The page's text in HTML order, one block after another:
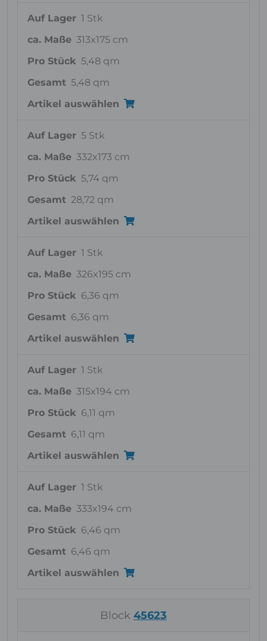
Auf Lager 1 Stk
ca. Maße 313x175 cm
Pro Stück 5,48 qm
Gesamt 5,48 qm
Artikel auswählen
Auf Lager 5 Stk
ca. Maße 332x173 cm
Pro Stück 5,74 qm
Gesamt 28,72 qm
Artikel auswählen
Auf Lager 1 Stk
ca. Maße 326x195 cm
Pro Stück 6,36 qm
Gesamt 6,36 qm
Artikel auswählen
Auf Lager 1 Stk
ca. Maße 315x194 cm
Pro Stück 6,11 qm
Gesamt 6,11 qm
Artikel auswählen
Auf Lager 1 Stk
ca. Maße 333x194 cm
Pro Stück 6,46 qm
Gesamt 6,46 qm
Artikel auswählen
Block 45623